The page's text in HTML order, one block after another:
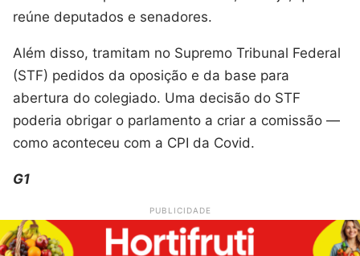
reúne deputados e senadores.
Além disso, tramitam no Supremo Tribunal Federal
(STF) pedidos da oposição e da base para
abertura do colegiado. Uma decisão do STF
poderia obrigar o parlamento a criar a comissão —
como aconteceu com a CPI da Covid.
G1
PUBLICIDADE